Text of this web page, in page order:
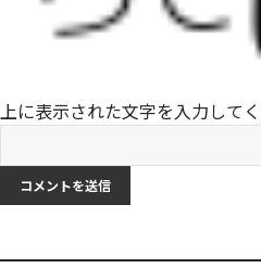
上に表示された文字を入力してく